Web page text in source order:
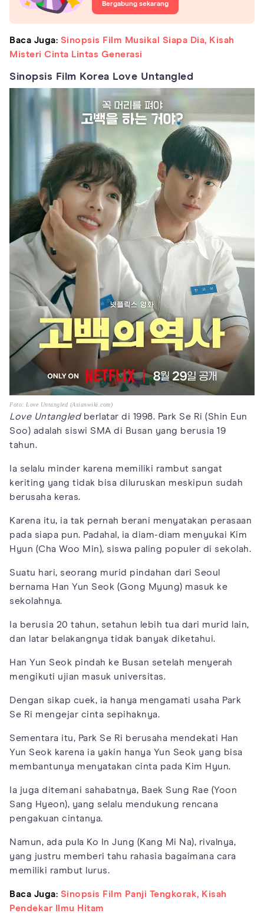
Bergabung sekarang
Baca Juga: Sinopsis Film Musikal Siapa Dia, Kisah
Misteri Cinta Lintas Generasi
Sinopsis Film Korea Love Untangled
Foto: Love Untangled (Asianwiki.com)
Love Untangledberlatar di 1998. Park Se Ri (Shin Eun
Soo) adalah siswi SMA di Busan yang berusia 19
tahun.
Ia selalu minder karena memiliki rambut sangat
keriting yang tidak bisa diluruskan meskipun sudah
berusaha keras.
Karena itu, ia tak pernah berani menyatakan perasaan
pada siapa pun. Padahal, ia diam-diam menyukai Kim
Hyun (Cha Woo Min), siswa paling populer di sekolah.
Suatu hari, seorang murid pindahan dari Seoul
bernama Han Yun Seok (Gong Myung) masuk ke
sekolahnya.
Ia berusia 20 tahun, setahun lebih tua dari murid lain,
dan latar belakangnya tidak banyak diketahui.
Han Yun Seok pindah ke Busan setelah menyerah
mengikuti ujian masuk universitas.
Dengan sikap cuek, ia hanya mengamati usaha Park
Se Ri mengejar cinta sepihaknya.
Sementara itu, Park Se Ri berusaha mendekati Han
Yun Seok karena ia yakin hanya Yun Seok yang bisa
membantunya menyatakan cinta pada Kim Hyun.
Ia juga ditemani sahabatnya, Baek Sung Rae (Yoon
Sang Hyeon), yang selalu mendukung rencana
pengakuan cintanya.
Namun, ada pula Ko In Jung (Kang Mi Na), rivalnya,
yang justru memberi tahu rahasia bagaimana cara
memiliki rambut lurus.
Baca Juga: Sinopsis Film Panji Tengkorak, Kisah
Pendekar Ilmu Hitam